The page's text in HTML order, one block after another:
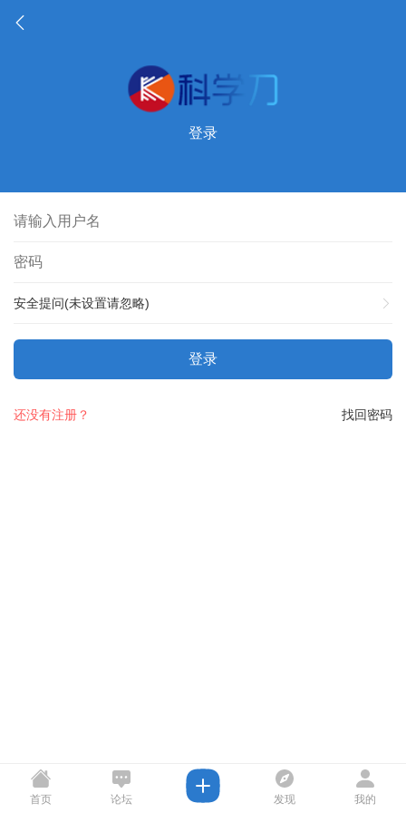
登录
安全提问(未设置请忽略)
登录
找回密码
还没有注册？
首页 论坛 发现 我的